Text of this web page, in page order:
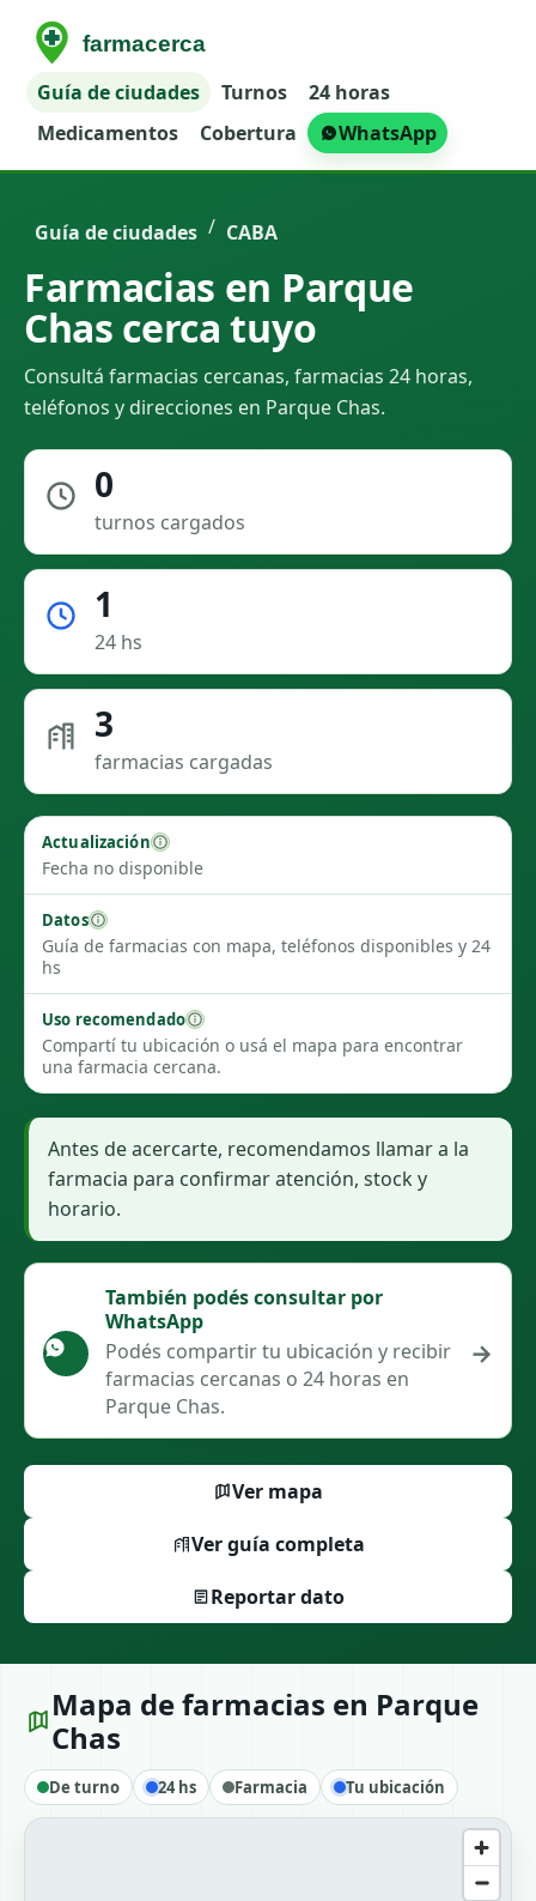
Guía de ciudades Turnos
24 horas
Medicamentos
Cobertura WhatsApp
Guía de ciudades / CABA
Farmacias en Parque
Chas cerca tuyo
Consultá farmacias cercanas, farmacias 24 horas,
teléfonos y direcciones en Parque Chas.
0
turnos cargados
1
24 hs
3
farmacias cargadas
Actualización
Fecha no disponible
Datos
Guía de farmacias con mapa, teléfonos disponibles y 24
hs
Uso recomendado
Compartí tu ubicación o usá el mapa para encontrar
una farmacia cercana.
Antes de acercarte, recomendamos llamar a la
farmacia para confirmar atención, stock y
horario.
También podés consultar por
WhatsApp
Podés compartir tu ubicación y recibir
farmacias cercanas o 24 horas en
Parque Chas.
→
Ver mapa
Ver guía completa
Reportar dato
Mapa de farmacias en Parque
Chas
De turno 24 hs Farmacia Tu ubicación